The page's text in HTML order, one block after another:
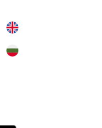
Material gefertigt und
Der Reißverschluss
und hält sie sicher an ihrem
ist die Zertifizierung
dass diese Bettwäsche nicht
Schlafzimmer eine
Sie passt zu nahezu jeder
Farbe und Weichheit. Das ist
Gedanken über
kann ich